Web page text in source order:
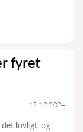
fyret
15.12.2024
det lovligt, og